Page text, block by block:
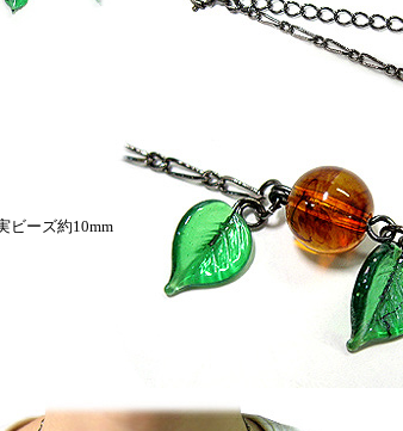
ビーズ約10mm